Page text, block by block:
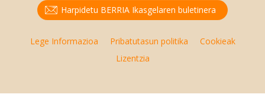
Harpidetu BERRIA Ikasgelaren buletinera
Lege Informazioa Pribatutasun politika
Cookieak
Lizentzia